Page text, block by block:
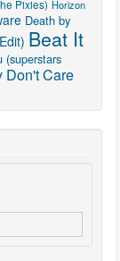
Pixies) Horizon
Death by
Beat It
(superstars
Don't Care